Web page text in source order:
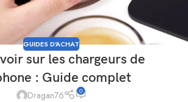
GUIDES D'ACHAT
sur les chargeurs de
: Guide complet
Dragan76 0